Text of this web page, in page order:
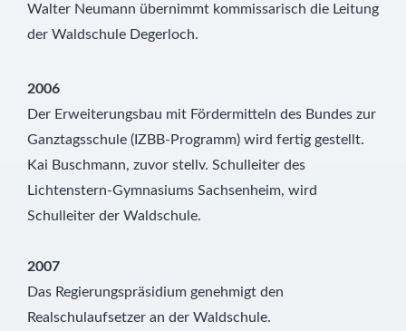
Walter Neumann übernimmt kommissarisch die Leitung
der Waldschule Degerloch.
2006
Der Erweiterungsbau mit Fördermitteln des Bundes zur
Ganztagsschule (IZBB-Programm) wird fertig gestellt.
Kai Buschmann, zuvor stellv. Schulleiter des
Lichtenstern-Gymnasiums Sachsenheim, wird
Schulleiter der Waldschule.
2007
Das Regierungspräsidium genehmigt den
Realschulaufsetzer an der Waldschule.